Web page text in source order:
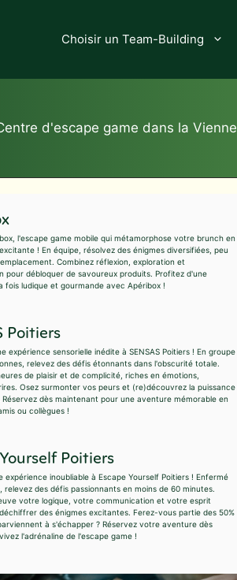
Choisir un Team-Building
d'escape game dans la Vienne
l'escape game mobile qui métamorphose votre brunch en
! En équipe, résolvez des énigmes diversifiées, peu
Combinez réflexion, exploration et
pour débloquer de savoureux produits. Profitez d'une
fois ludique et gourmande avec Apéribox !
Poitiers
expérience sensorielle inédite à SENSAS Poitiers ! En groupe
relevez des défis étonnants dans l'obscurité totale.
de plaisir et de complicité, riches en émotions,
Osez surmonter vos peurs et (re)découvrez la puissance
Réservez dès maintenant pour une aventure mémorable en
ou collègues !
Poitiers
expérience inoubliable à Escape Yourself Poitiers ! Enfermé
relevez des défis passionnants en moins de 60 minutes.
votre logique, votre communication et votre esprit
des énigmes excitantes. Ferez-vous partie des 50%
à s'échapper ? Réservez votre aventure dès
l'adrénaline de l'escape game !